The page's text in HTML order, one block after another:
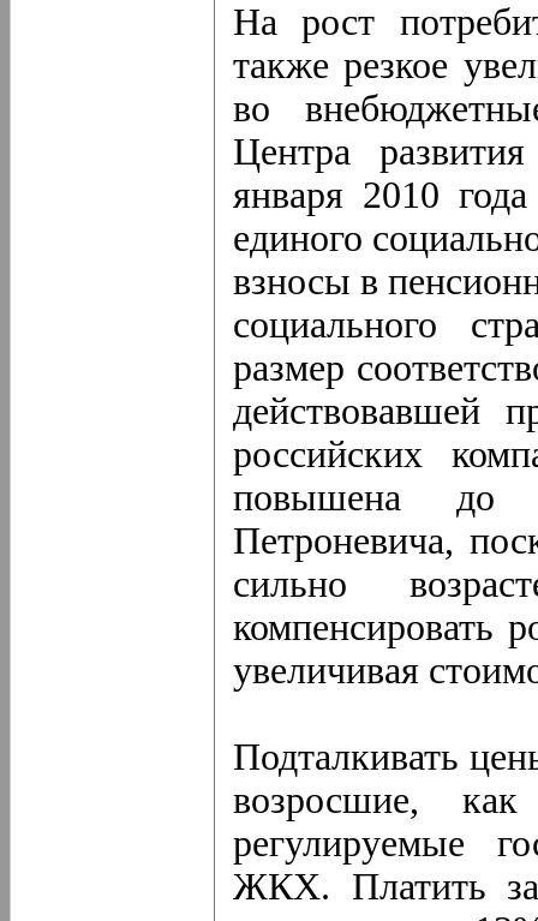
На рост
также резкое
во
Центра
января 2010
единого
взносы в
социального
размер
действовавшей
российских
повышена до
Петроневича,
сильно
компенсировать
увеличивая
Подталкивать
возросшие,
регулируемые
ЖКХ. Платить